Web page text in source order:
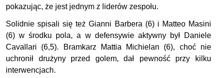
pokazując, że jest jednym z liderów zespołu.
Solidnie spisali się też Gianni Barbera (6) i Matteo Masini
(6) w środku pola, a w defensywie aktywny był Daniele
Cavallari (6,5). Bramkarz Mattia Michielan (6), choć nie
uchronił drużyny przed golem, dał pewność przy kilku
interwencjach.